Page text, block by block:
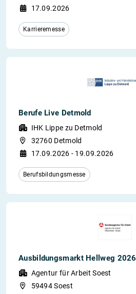
17.09.2026
Karrieremesse
Berufe Live Detmold
IHK Lippe zu Detmold
32760 Detmold
17.09.2026 - 19.09.2026
Berufsbildungsmesse
Ausbildungsmarkt Hellweg 2026
Agentur für Arbeit Soest
59494 Soest